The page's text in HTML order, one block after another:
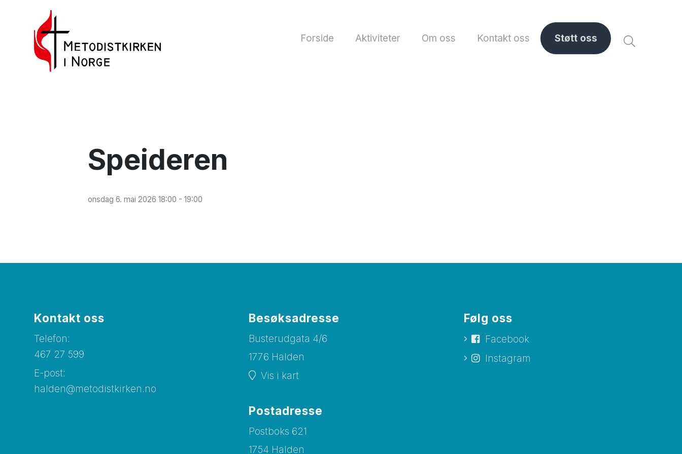
Forside Aktiviteter Om oss Kontakt oss Støtt oss
Speideren
onsdag 6. mai 2026 18:00 - 19:00
Kontakt oss
Telefon:
467 27 599
E-post:
halden@metodistkirken.no
Besøksadresse
Busterudgata 4/6
1776 Halden
Vis i kart
Postadresse
Postboks 621
1754 Halden
Følg oss
Facebook
Instagram